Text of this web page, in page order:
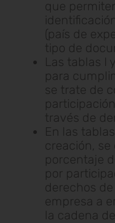
que
(país de
tipo de
Las tablas I
para
se trate de
través de
En las
creación, se
porcentaje
por
derechos
empresa a
la cadena